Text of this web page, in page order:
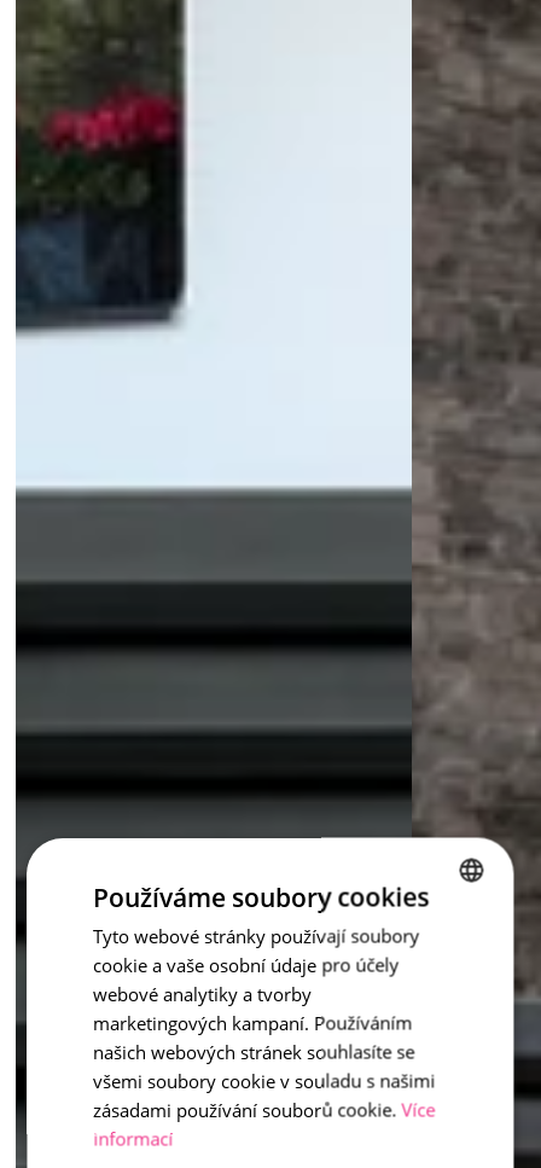
CZECH
Používáme soubory cookies
Tyto webové stránky používají soubory
cookie a vaše osobní údaje pro účely
webové analytiky a tvorby
marketingových kampaní. Používáním
našich webových stránek souhlasíte se
všemi soubory cookie v souladu s našimi
zásadami používání souborů cookie. Více
informací